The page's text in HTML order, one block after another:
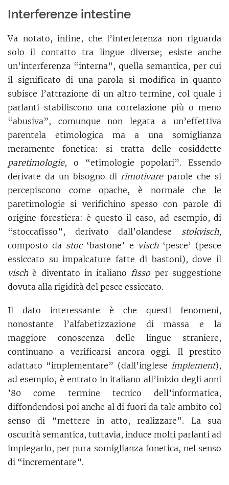
Interferenze intestine
Va notato, infine, che l’interferenza non riguarda
solo il contatto tra lingue diverse; esiste anche
un’interferenza “interna”, quella semantica, per cui
il significato di una parola si modifica in quanto
subisce l’attrazione di un altro termine, col quale i
parlanti stabiliscono una correlazione più o meno
“abusiva”, comunque non legata a un’effettiva
parentela etimologica ma a una somiglianza
meramente fonetica: si tratta delle cosiddette
paretimologie, o “etimologie popolari”. Essendo
derivate da un bisogno di rimotivareparole che si
percepiscono come opache, è normale che le
paretimologie si verifichino spesso con parole di
origine forestiera: è questo il caso, ad esempio, di
“stoccafisso”, derivato dall’olandese stokvisch,
composto da stoc‘bastone’ e visch‘pesce’ (pesce
essiccato su impalcature fatte di bastoni), dove il
vischè diventato in italiano fisso per suggestione
dovuta alla rigidità del pesce essiccato.
Il dato interessante è che questi fenomeni,
nonostante l’alfabetizzazione di massa e la
maggiore conoscenza delle lingue straniere,
continuano a verificarsi ancora oggi. Il prestito
adattato “implementare” (dall’inglese implement),
ad esempio, è entrato in italiano all’inizio degli anni
’80 come termine tecnico dell’informatica,
diffondendosi poi anche al di fuori da tale ambito col
senso di “mettere in atto, realizzare”. La sua
oscurità semantica, tuttavia, induce molti parlanti ad
impiegarlo, per pura somiglianza fonetica, nel senso
di “incrementare”.